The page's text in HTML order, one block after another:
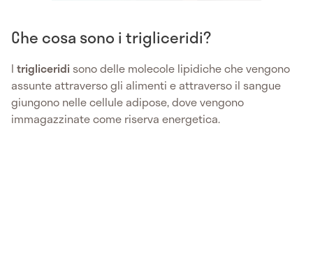
Che cosa sono i trigliceridi?
I trigliceridi sono delle molecole lipidiche che vengono
assunte attraverso gli alimenti e attraverso il sangue
giungono nelle cellule adipose, dove vengono
immagazzinate come riserva energetica.